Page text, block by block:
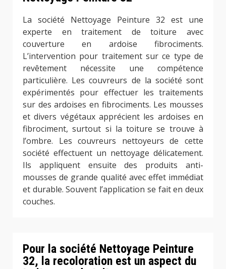
La société Nettoyage Peinture 32 est une
experte en traitement de toiture avec
couverture en ardoise fibrociments.
L’intervention pour traitement sur ce type de
revêtement nécessite une compétence
particulière. Les couvreurs de la société sont
expérimentés pour effectuer les traitements
sur des ardoises en fibrociments. Les mousses
et divers végétaux apprécient les ardoises en
fibrociment, surtout si la toiture se trouve à
l’ombre. Les couvreurs nettoyeurs de cette
société effectuent un nettoyage délicatement.
Ils appliquent ensuite des produits anti-
mousses de grande qualité avec effet immédiat
et durable. Souvent l’application se fait en deux
couches.
Pour la société Nettoyage Peinture
32, la recoloration est un aspect du